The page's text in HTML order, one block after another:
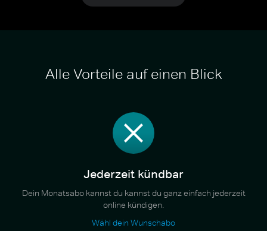
Alle Vorteile auf einen Blick
Jederzeit kündbar
Dein Monatsabo kannst du kannst du ganz einfach jederzeit
online kündigen.
Wähl dein Wunschabo